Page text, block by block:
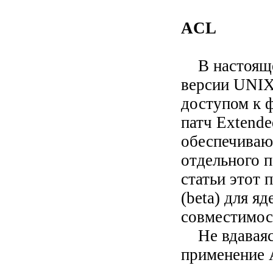
ACL
В
версии
доступом к
патч
отдельного
статьи этот
(beta) для
Не
применение